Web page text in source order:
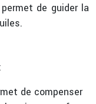
de guider la
de compenser